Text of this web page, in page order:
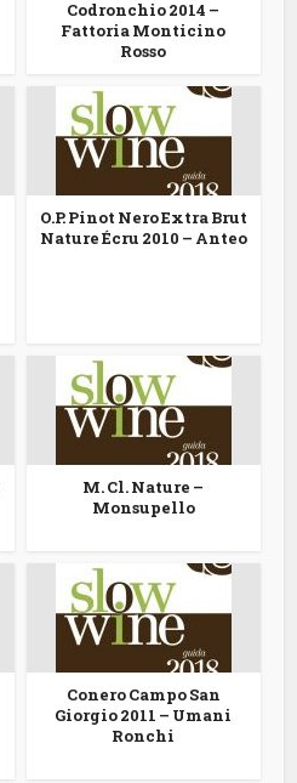
Codronchio 2014 –
Fattoria Monticino
Rosso
O.P. Pinot Nero Extra Brut
Nature Écru 2010 – Anteo
M. Cl. Nature –
Monsupello
Conero Campo San
Giorgio 2011 – Umani
Ronchi